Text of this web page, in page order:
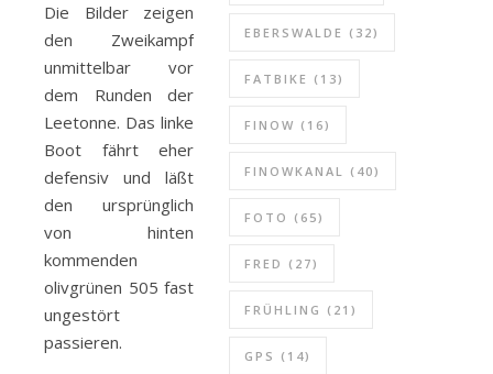
Die Bilder zeigen
den Zweikampf
unmittelbar vor
dem Runden der
Leetonne. Das linke
Boot fährt eher
defensiv und läßt
den ursprünglich
von hinten
kommenden
olivgrünen 505 fast
ungestört
passieren.
EBERSWALDE (32)
FATBIKE (13)
FINOW (16)
FINOWKANAL (40)
FOTO (65)
FRED (27)
FRÜHLING (21)
GPS (14)